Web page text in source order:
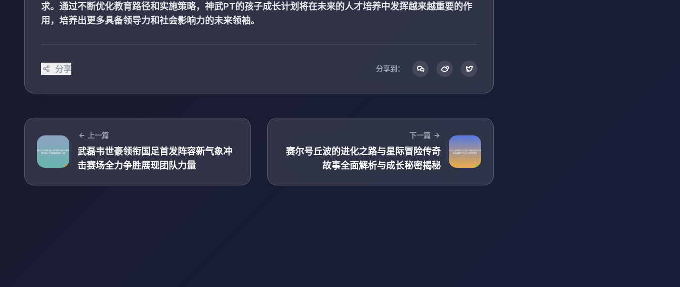
求。通过不断优化教育路径和实施策略，神武PT的孩子成长计划将在未来的人才培养中发挥越来越重要的作
用，培养出更多具备领导力和社会影响力的未来领袖。
分享 分享到：
上一篇
武磊韦世豪领衔国足首发阵容新气象冲
击赛场全力争胜展现团队力量
下一篇
赛尔号丘波的进化之路与星际冒险传奇
故事全面解析与成长秘密揭秘